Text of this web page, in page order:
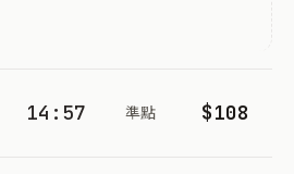
14:57 準點 $108